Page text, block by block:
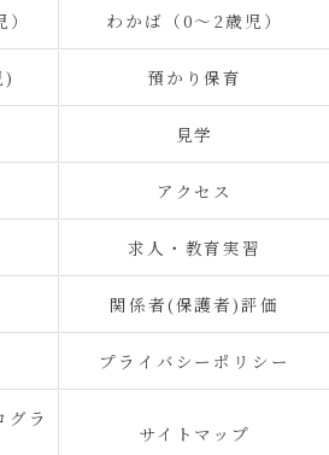
わかば（0～2歳児）
) 預かり保育
見学
アクセス
求人・教育実習
関係者(保護者)評価
プライバシーポリシー
グラ
サイトマップ